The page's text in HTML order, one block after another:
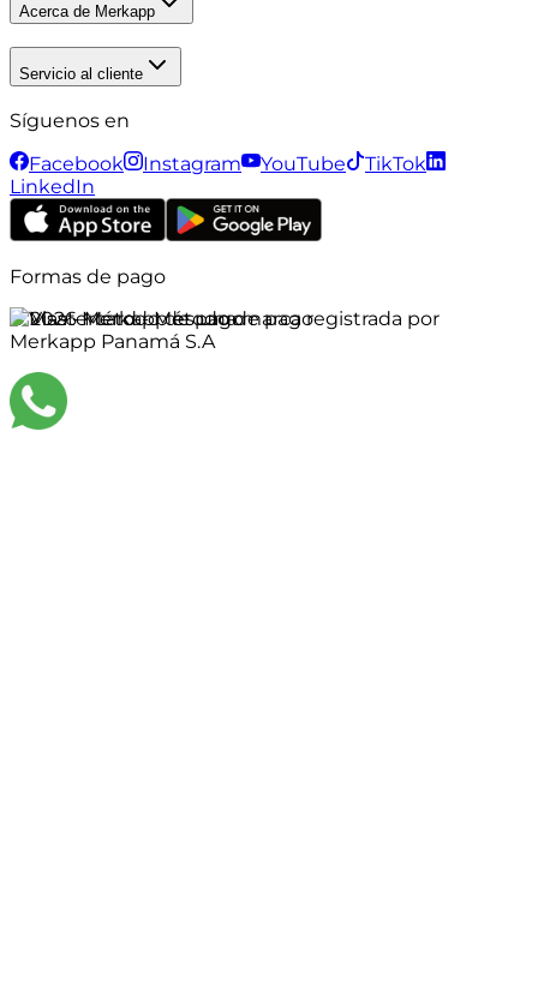
Acerca de Merkapp
Servicio al cliente
Síguenos en
Facebook
Instagram YouTube
TikTok
LinkedIn
Formas de pago
©2026Merkapp es una marca registrada por
Merkapp Panamá S.A